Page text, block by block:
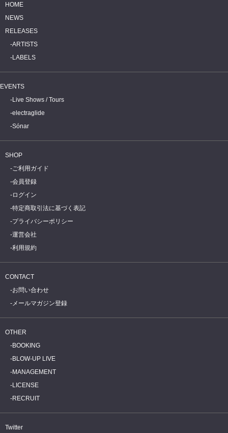
HOME
NEWS
RELEASES
ARTISTS
LABELS
EVENTS
Live Shows / Tours
electraglide
Sónar
SHOP
ご利用ガイド
会員登録
ログイン
特定商取引法に基づく表記
プライバシーポリシー
運営会社
利用規約
CONTACT
お問い合わせ
メールマガジン登録
OTHER
BOOKING
BLOW-UP LIVE
MANAGEMENT
LICENSE
RECRUIT
Twitter